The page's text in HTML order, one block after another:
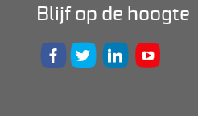
Blijf op de hoogte